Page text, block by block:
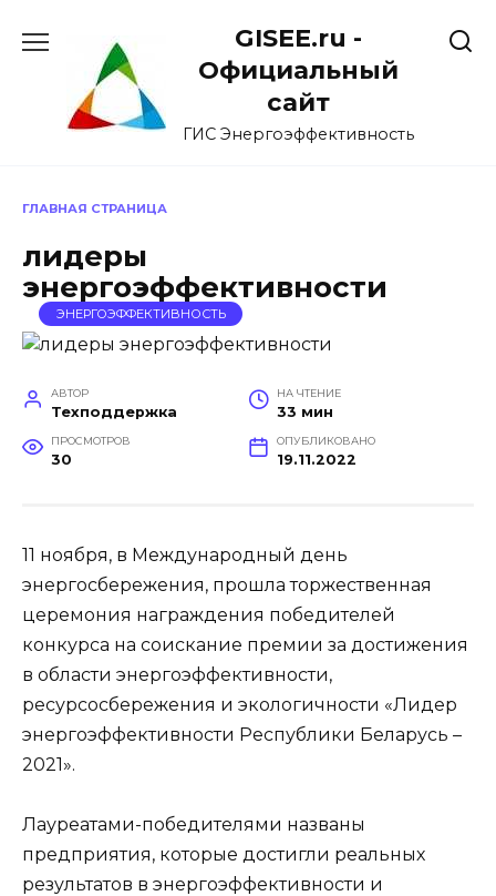
содержанию
GISEE.ru -
Официальный
сайт
ГИС Энергоэффективность
ГЛАВНАЯ СТРАНИЦА
лидеры
энергоэффективности
ЭНЕРГОЭФФЕКТИВНОСТЬ
АВТОР
Техподдержка
НА ЧТЕНИЕ
33 мин
ПРОСМОТРОВ
30
ОПУБЛИКОВАНО
19.11.2022
11 ноября, в Международный день
энергосбережения, прошла торжественная
церемония награждения победителей
конкурса на соискание премии за достижения
в области энергоэффективности,
ресурсосбережения и экологичности «Лидер
энергоэффективности Республики Беларусь –
2021».
Лауреатами-победителями названы
предприятия, которые достигли реальных
результатов в энергоэффективности и